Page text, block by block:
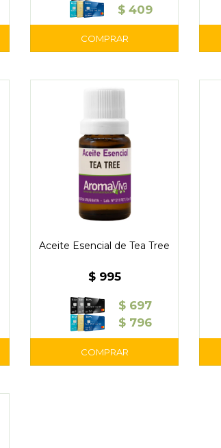
$ 409
Aceite Esencial de Tea Tree
$ 995
$ 697
$ 796